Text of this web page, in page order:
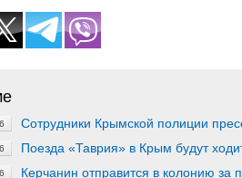
Сотрудники Крымской полиции
Поезда «Таврия» в Крым будут
Керчанин отправится в колонию за